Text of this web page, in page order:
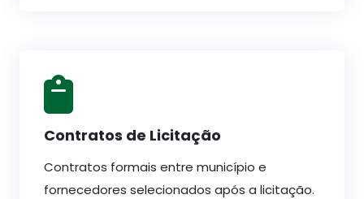
Contratos de Licitação
Contratos formais entre município e
fornecedores selecionados após a licitação.